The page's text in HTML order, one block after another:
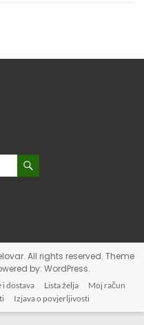
. All rights reserved. Theme
by:WordPress.
i dostava Lista želja
Moj račun
Izjava o povjerljivosti